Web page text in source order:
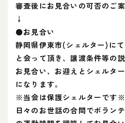
審査後にお見合いの可否のご
↓
●お見合い
静岡県伊東市(シェルター)に
と会って頂き、讓渡条件等の
お見合い、お迎えとシェルタ
になります。
※当会は保護シェルターです※
日々のお世話の合間でボラン